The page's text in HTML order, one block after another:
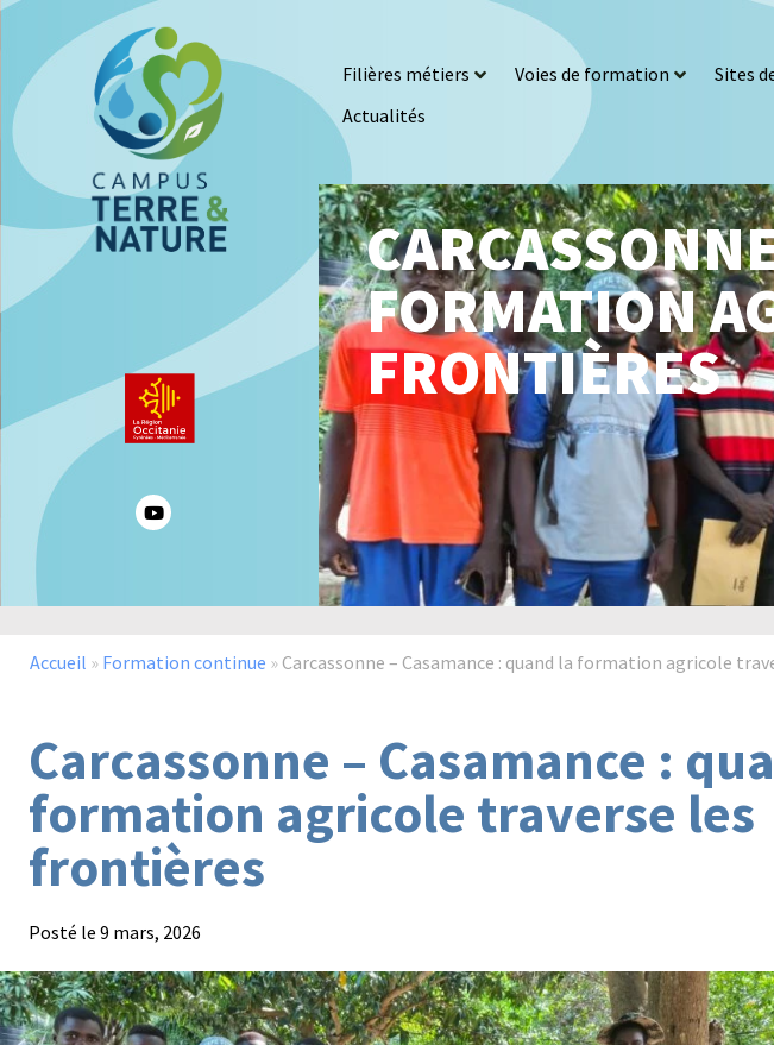
Filières métiers Voies de formation Sites
Actualités
FORMATION
FRONTIÈRES
Accueil » Formation continue » Carcassonne – Casamance : quand la formation agricole
Carcassonne – Casamance :
formation agricole traverse les
frontières
Posté le 9 mars, 2026